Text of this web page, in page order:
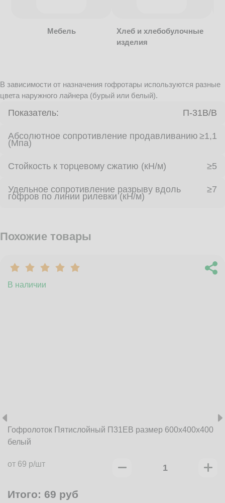
Мебель
Хлеб и хлебобулочные
изделия
В зависимости от назначения гофротары используются разные
цвета наружного лайнера (бурый или белый).
Показатель: П-31В/B
Абсолютное сопротивление продавливанию
(Мпа)
≥1,1
Стойкость к торцевому сжатию (кН/м) ≥5
Удельное сопротивление разрыву вдоль
гофров по линии рилевки (кН/м)
≥7
Похожие товары
В наличии
Гофролоток Пятислойный П31EB размер 600x400x400
белый
от 69 р/шт
Итого: 69 руб